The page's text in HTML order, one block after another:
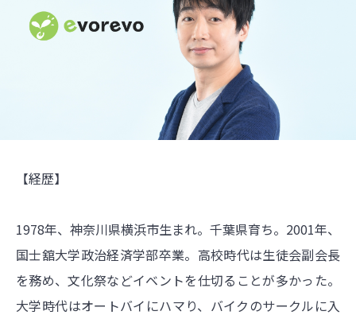
【経歴】
1978年、神奈川県横浜市生まれ。千葉県育ち。2001年、
国士舘大学政治経済学部卒業。高校時代は生徒会副会長
を務め、文化祭などイベントを仕切ることが多かった。
大学時代はオートバイにハマり、バイクのサークルに入